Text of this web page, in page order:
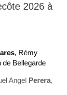
2026 à
, Rémy
de Bellegarde
Angel Perera,